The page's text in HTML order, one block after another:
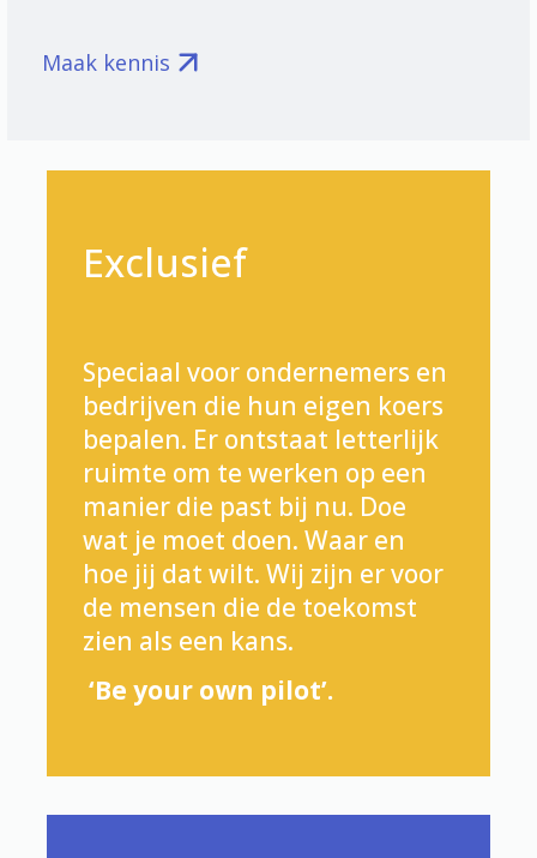
Maak kennis
Exclusief
Speciaal voor ondernemers en
bedrijven die hun eigen koers
bepalen. Er ontstaat letterlijk
ruimte om te werken op een
manier die past bij nu. Doe
wat je moet doen. Waar en
hoe jij dat wilt. Wij zijn er voor
de mensen die de toekomst
zien als een kans.
‘Be your own pilot’.